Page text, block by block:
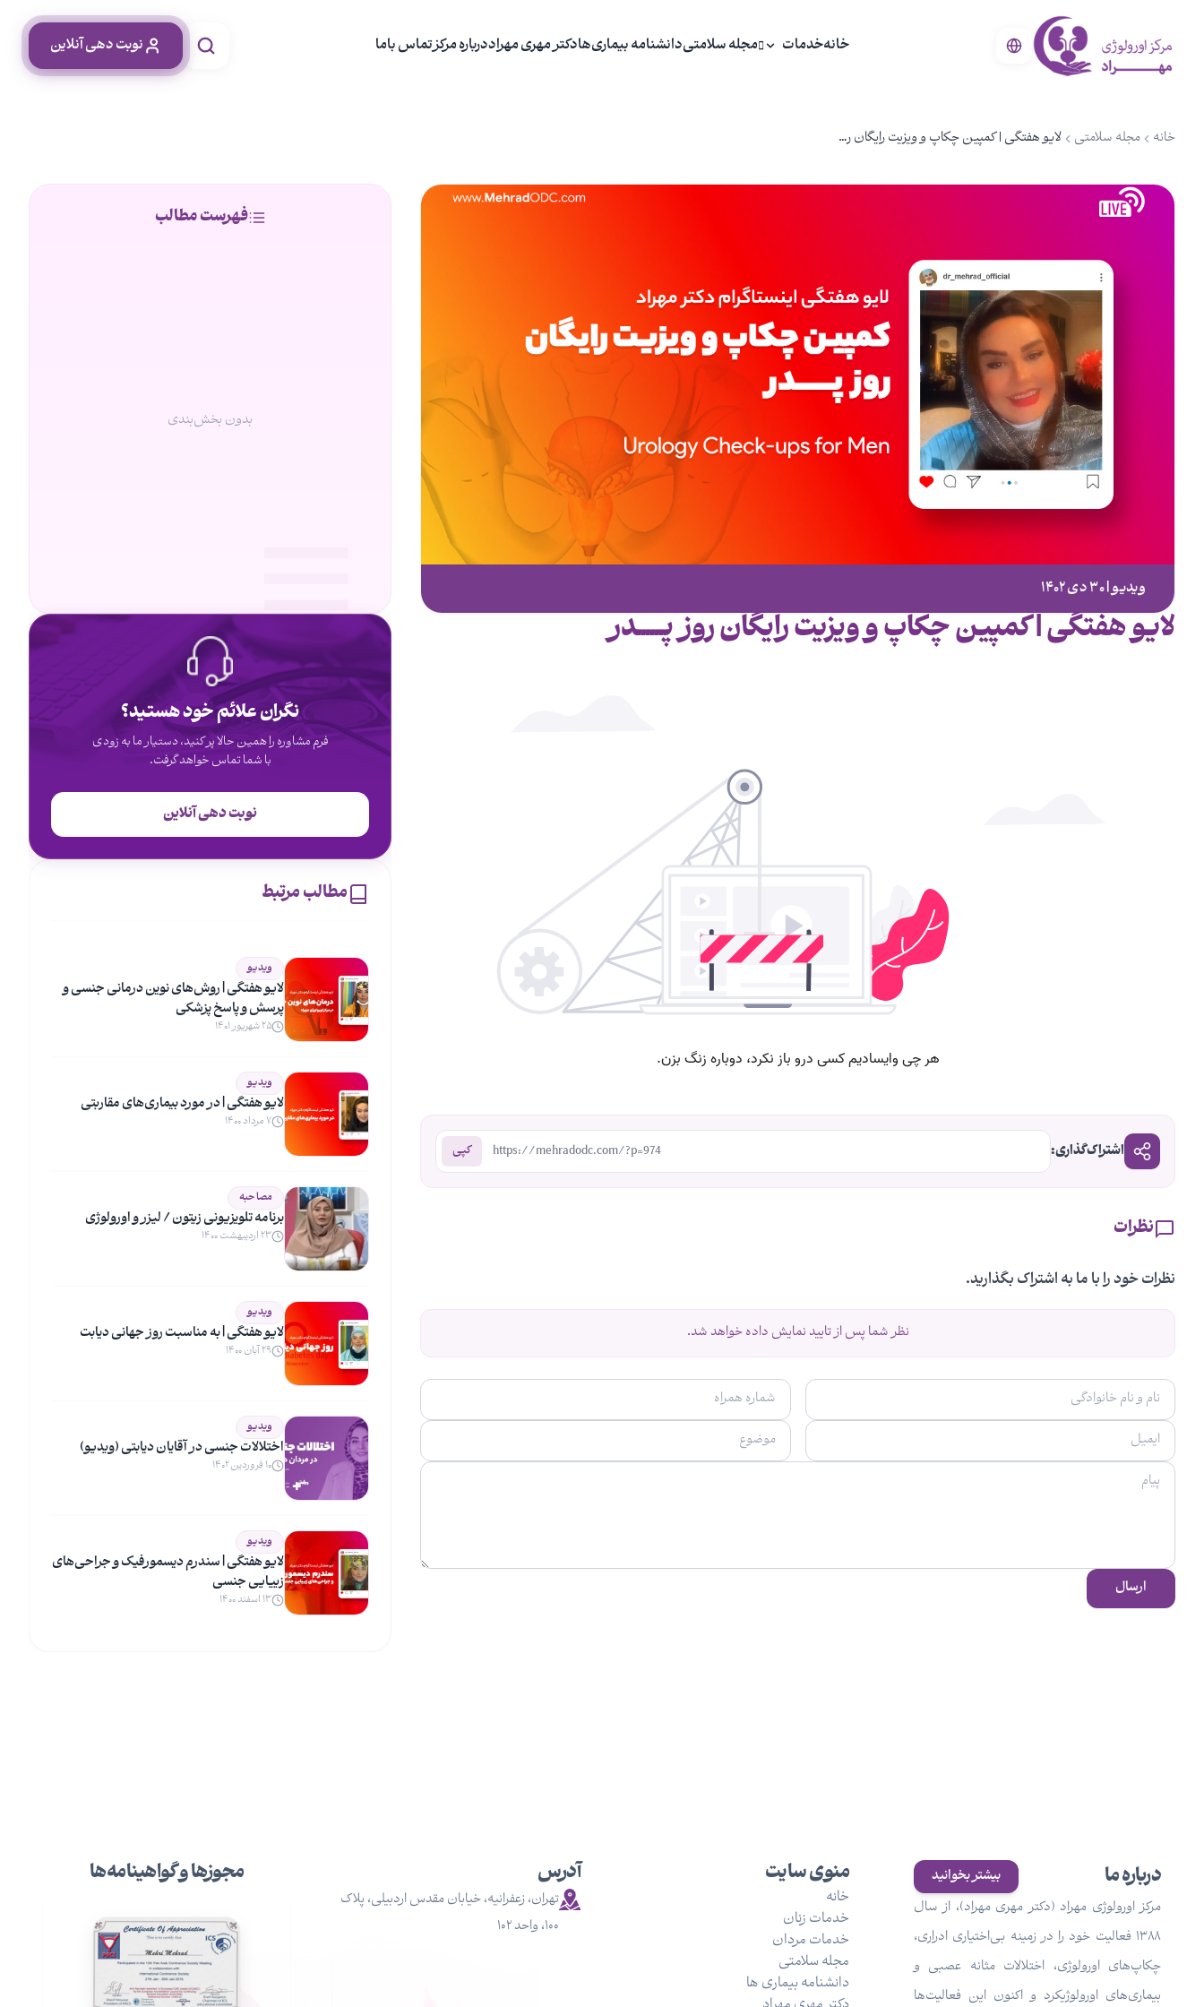
خانهخدمات مجله سلامتیدانشنامه بیماری‌هادکتر مهری مهراددرباره مرکزتماس باما نوبت دهی آنلاین
خانه مجله سلامتی لایو هفتگی | کمپین چکاپ و ویزیت رایگان روز پــــــدر
ویدیو | ۳۰ دی ۱۴۰۲
لایو هفتگی | کمپین چکاپ و ویزیت رایگان روز پــــــدر
اشتراک‌گذاری: https://mehradodc.com/?p=974 کپی
نظرات
نظرات خود را با ما به اشتراک بگذارید.
نظر شما پس از تایید نمایش داده خواهد شد.
ارسال
فهرست مطالب
بدون بخش‌بندی
نگران علائم خود هستید؟
فرم مشاوره را همین حالا پر کنید، دستیار ما به زودی
با شما تماس خواهد گرفت.
نوبت دهی آنلاین
مطالب مرتبط
ویدیو
لایو هفتگی | روش‌های نوین درمانی جنسی و
پرسش و پاسخ پزشکی
۲۵ شهریور ۱۴۰۱
ویدیو
لایو هفتگی |‌ در مورد بیماری‌های مقاربتی
۷ مرداد ۱۴۰۰
مصاحبه
برنامه تلویزیونی زیتون / لیزر و اورولوژی
۲۳ اردیبهشت ۱۴۰۰
ویدیو
لایو هفتگی | به مناسبت روز جهانی دیابت
۲۹ آبان ۱۴۰۰
ویدیو
اختلالات جنسی در آقایان دیابتی (ویدیو)
۱۰ فروردین ۱۴۰۲
ویدیو
لایو هفتگی | سندرم دیسمورفیک و جراحی‌های
زییایی جنسی
۱۳ اسفند ۱۴۰۰
درباره ما
بیشتر بخوانید
مرکز اورولوژی مهراد (دکتر مهری مهراد)، از سال
۱۳۸۸ فعالیت خود را در زمینه بی‌اختیاری ادراری،
چکاپ‌های اورولوژی، اختلالات مثانه عصبی و
بیماری‌های اورولوژیکرد و اکنون این فعالیت‌ها
منوی سایت
خانه
خدمات زنان
خدمات مردان
مجله سلامتی
دانشنامه بیماری ها
آدرس
تهران، زعفرانیه، خیابان مقدس اردبیلی، پلاک
۱۰۰، واحد ۱۰۲
مجوزها و گواهینامه‌ها